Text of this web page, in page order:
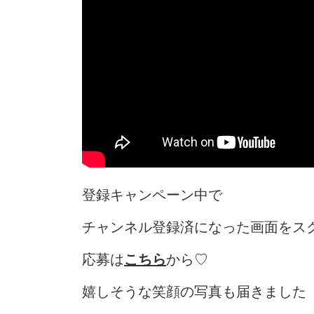
登録キャンペーン中で
チャンネル登録済になった画面をス
応募はこちらから♡
嬉しそうな笑顔の写真も届きました